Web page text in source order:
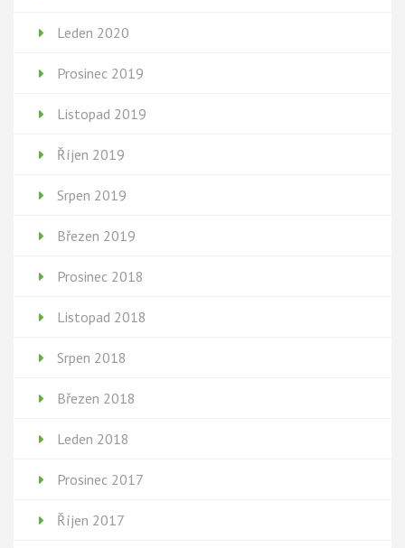
Leden 2020
Prosinec 2019
Listopad 2019
Říjen 2019
Srpen 2019
Březen 2019
Prosinec 2018
Listopad 2018
Srpen 2018
Březen 2018
Leden 2018
Prosinec 2017
Říjen 2017